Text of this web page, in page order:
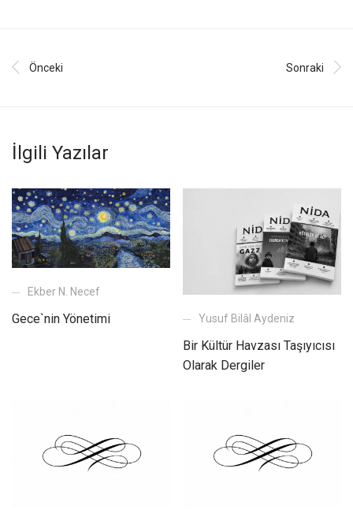
Önceki Sonraki
İlgili Yazılar
Ekber N. Necef
Gece`nin Yönetimi Yusuf Bilâl Aydeniz
Bir Kültür Havzası Taşıyıcısı
Olarak Dergiler